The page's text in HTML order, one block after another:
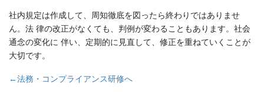
社内規定は作成して、周知徹底を図ったら終わりではありませ
ん。法 律の改正がなくても、判例が変わることもあります。社会
通念の変化に 伴い、定期的に見直して、修正を重ねていくことが
大切です。
←法務・コンプライアンス研修へ